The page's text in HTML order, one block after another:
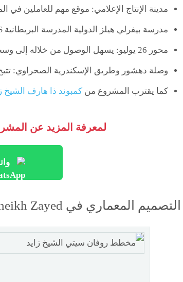
مدينة الإنتاج الإعلامي: موقع مهم للعاملين في
مدرسة بيفرلي هيلز الدولية المدرسة البريطانية BIS: من أفضل المدارس الدولية في المنطقة، ما يجعل المشروع مناسبًا للعائلات.
محور 26 يوليو: يسهل الوصول من خلاله إلى وسط القاهرة والمناطق الحيوية الأخرى في وقت قياسي.
وصلة دهشور وطريق الإسكندرية الصحراوي: تتيح
كما يقترب المشروع من كمبوند ذا هارف الشيخ
لمعرفة المزيد عن
التصميم المعماري في Compound Rovan City Sheikh Zayed